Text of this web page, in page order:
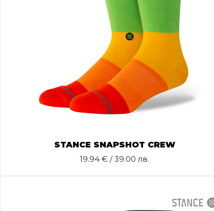
STANCE SNAPSHOT CREW
19.94 € / 39.00 лв.